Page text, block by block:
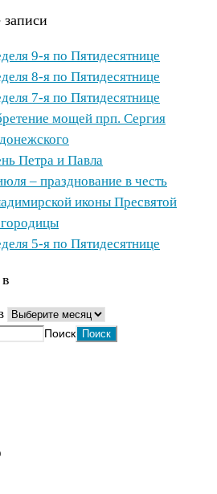
9-я по Пятидесятнице
8-я по Пятидесятнице
7-я по Пятидесятнице
мощей прп. Сергия
Петра и Павла
– празднование в честь
иконы Пресвятой
5-я по Пятидесятнице
Поиск